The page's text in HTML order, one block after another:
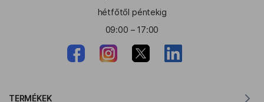
hétfőtől péntekig
09:00 – 17:00
TERMÉKEK